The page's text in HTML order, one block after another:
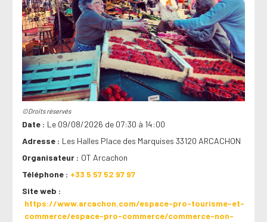
©Droits réservés
Date
Le 09/08/2026 de 07:30 à 14:00
Adresse
Les Halles Place des Marquises 33120 ARCACHON
Organisateur
OT Arcachon
Téléphone
+33 5 57 52 97 97
Site web
https://www.arcachon.com/espace-pro-tourisme-et-
commerce/espace-pro-commerce/commerce-non-